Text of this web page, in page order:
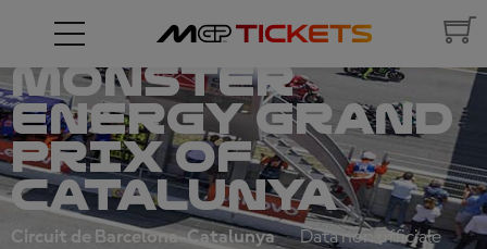
MONSTER
ENERGY GRAND
PRIX OF
CATALUNYA
Circuit de Barcelona-Catalunya Data non ufficiale